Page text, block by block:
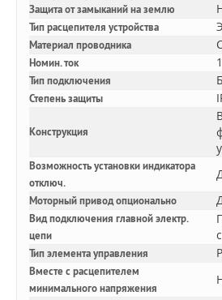
Защита от замыканий на землю
Тип расцепителя устройства
Материал проводника
Номин. ток
Тип подключения
Степень защиты
Конструкция
Возможность установки индикатора
отключ.
Моторный привод опционально
Вид подключения главной электр.
цепи
Тип элемента управления
Вместе с расцепителем
минимального напряжения